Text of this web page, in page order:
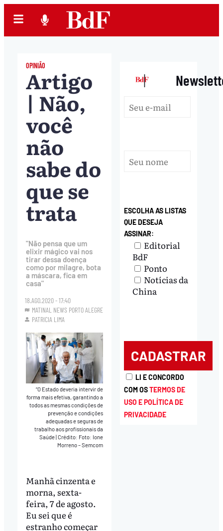
OPINIÃO
Artigo
| Não,
você
não
sabe do
que se
trata
"Não pensa que um
elixir mágico vai nos
tirar dessa doença
como por milagre, bota
a máscara, fica em
casa"
18.AGO.2020 - 17:40
MATINAL NEWS PORTO ALEGRE
PATRICIA LIMA
“O Estado deveria intervir de
forma mais efetiva, garantindo a
todos as mesmas condições de
prevenção e condições
adequadas e seguras de
trabalho aos profissionais da
Saúde Crédito: Foto: Ione
Morreno – Semcom
Manhã cinzenta e
morna, sexta-
feira, 7 de agosto.
Eu sei que é
estranho começar
|
ESCOLHA AS LISTAS
QUE DESEJA
ASSINAR:
Editorial
BdF
Ponto
Notícias da
China
LI E CONCORDO
COM OSTERMOS DE
USO E POLÍTICA DE
PRIVACIDADE